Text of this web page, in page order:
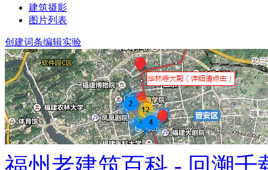
建筑摄影
图片列表
创建词条编辑实验